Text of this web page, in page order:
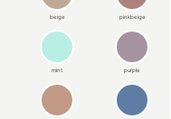
beige pinkbeige
mint purple